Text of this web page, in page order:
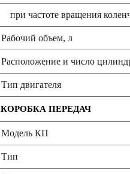
при частоте вращения
Рабочий объем, л
Расположение и число
Тип двигателя
КОРОБКА ПЕРЕДАЧ
Модель КП
Тип